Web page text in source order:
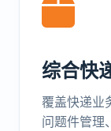
综合快
覆盖快递业
问题件管理